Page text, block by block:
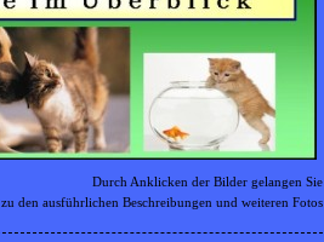
Durch Anklicken der Bilder gelangen Sie
zu den ausführlichen Beschreibungen und weiteren Fotos